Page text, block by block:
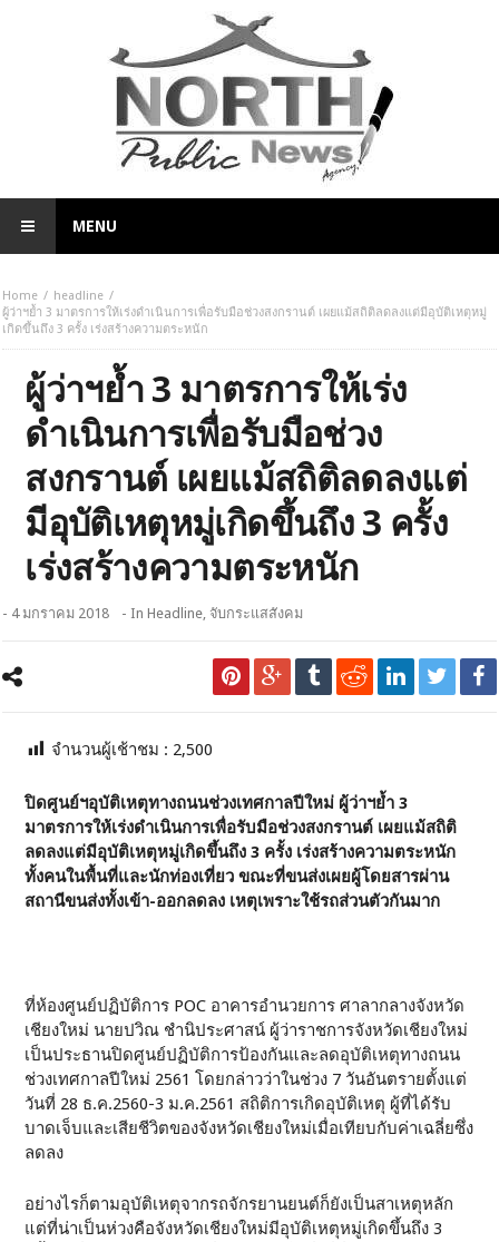
MENU
Home
headline
ผู้ว่าฯย้ำ 3 มาตรการให้เร่งดำเนินการเพื่อรับมือช่วงสงกรานต์ เผยแม้สถิติลดลงแต่มีอุบัติเหตุหมู่
เกิดขึ้นถึง 3 ครั้ง เร่งสร้างความตระหนัก
ผู้ว่าฯย้ำ 3 มาตรการให้เร่ง
ดำเนินการเพื่อรับมือช่วง
สงกรานต์ เผยแม้สถิติลดลงแต่
มีอุบัติเหตุหมู่เกิดขึ้นถึง 3 ครั้ง
เร่งสร้างความตระหนัก
- 4 มกราคม 2018 - InHeadline, จับกระแสสังคม
จำนวนผู้เช้าชม : 2,500
ปิดศูนย์ฯอุบัติเหตุทางถนนช่วงเทศกาลปีใหม่ ผู้ว่าฯย้ำ 3
มาตรการให้เร่งดำเนินการเพื่อรับมือช่วงสงกรานต์ เผยแม้สถิติ
ลดลงแต่มีอุบัติเหตุหมู่เกิดขึ้นถึง 3 ครั้ง เร่งสร้างความตระหนัก
ทั้งคนในพื้นที่และนักท่องเที่ยว ขณะที่ขนส่งเผยผู้โดยสารผ่าน
สถานีขนส่งทั้งเข้า-ออกลดลง เหตุเพราะใช้รถส่วนตัวกันมาก
ที่ห้องศูนย์ปฏิบัติการ POC อาคารอำนวยการ ศาลากลางจังหวัด
เชียงใหม่ นายปวิณ ชำนิประศาสน์ ผู้ว่าราชการจังหวัดเชียงใหม่
เป็นประธานปิดศูนย์ปฏิบัติการป้องกันและลดอุบัติเหตุทางถนน
ช่วงเทศกาลปีใหม่ 2561 โดยกล่าวว่าในช่วง 7 วันอันตรายตั้งแต่
วันที่ 28 ธ.ค.2560-3 ม.ค.2561 สถิติการเกิดอุบัติเหตุ ผู้ที่ได้รับ
บาดเจ็บและเสียชีวิตของจังหวัดเชียงใหม่เมื่อเทียบกับค่าเฉลี่ยซึ่ง
ลดลง
อย่างไรก็ตามอุบัติเหตุจากรถจักรยานยนต์ก็ยังเป็นสาเหตุหลัก
แต่ที่น่าเป็นห่วงคือจังหวัดเชียงใหม่มีอุบัติเหตุหมู่เกิดขึ้นถึง 3